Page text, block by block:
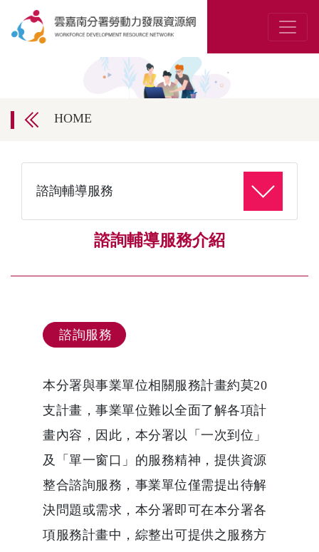
HOME
諮詢輔導服務
諮詢輔導服務介紹
諮詢服務
本分署與事業單位相關服務計畫約莫20
支計畫，事業單位難以全面了解各項計
畫內容，因此，本分署以「一次到位」
及「單一窗口」的服務精神，提供資源
整合諮詢服務，事業單位僅需提出待解
決問題或需求，本分署即可在本分署各
項服務計畫中，綜整出可提供之服務方